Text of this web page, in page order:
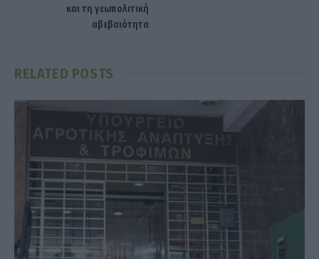
και τη γεωπολιτική
αβεβαιότητα
RELATED POSTS